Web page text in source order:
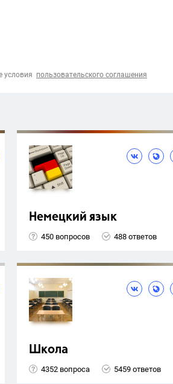
условия пользовательского соглашения
Немецкий язык
450 вопросов 488 ответов
Школа
4352 вопроса 5459 ответов